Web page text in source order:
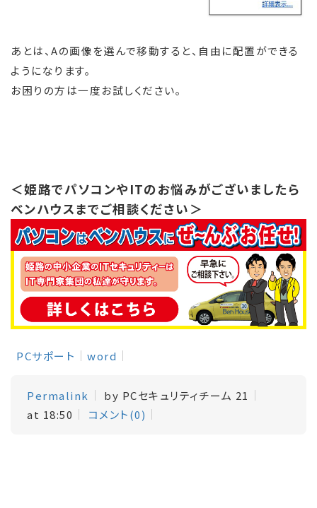
あとは、Aの画像を選んで移動すると、自由に配置ができる
ようになります。
お困りの方は一度お試しください。
＜姫路でパソコンやITのお悩みがございましたら
ベンハウスまでご相談ください＞
PCサポート word
Permalink
by PCセキュリティチーム 21
at 18:50
コメント(0)